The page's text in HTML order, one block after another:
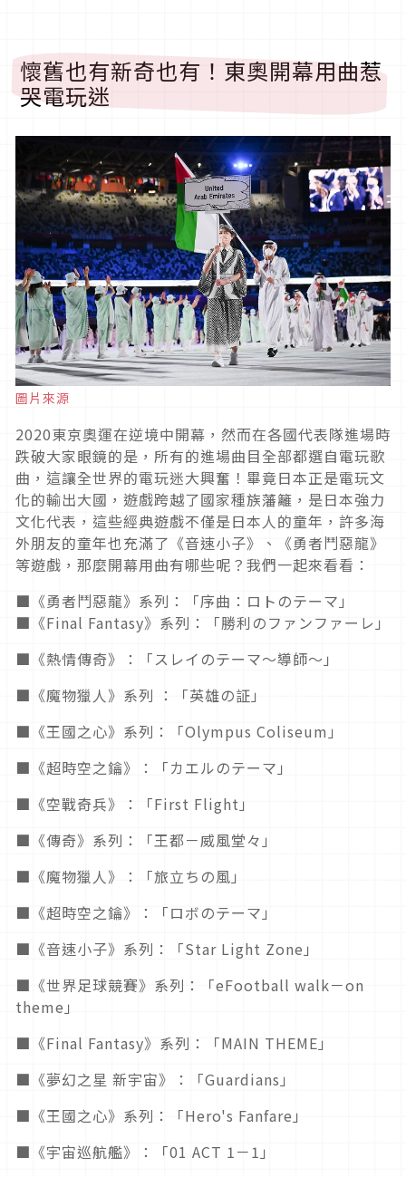
懷舊也有新奇也有！東奧開幕用曲惹
哭電玩迷
圖片來源
2020東京奧運在逆境中開幕，然而在各國代表隊進場時
跌破大家眼鏡的是，所有的進場曲目全部都選自電玩歌
曲，這讓全世界的電玩迷大興奮！畢竟日本正是電玩文
化的輸出大國，遊戲跨越了國家種族藩籬，是日本強力
文化代表，這些經典遊戲不僅是日本人的童年，許多海
外朋友的童年也充滿了《音速小子》、《勇者鬥惡龍》
等遊戲，那麼開幕用曲有哪些呢？我們一起來看看：
■《勇者鬥惡龍》系列：「序曲：ロトのテーマ」
■《Final Fantasy》系列：「勝利のファンファーレ」
■《熱情傳奇》：「スレイのテーマ～導師～」
■《魔物獵人》系列 ：「英雄の証」
■《王國之心》系列：「Olympus Coliseum」
■《超時空之鑰》：「カエルのテーマ」
■《空戰奇兵》：「First Flight」
■《傳奇》系列：「王都－威風堂々」
■《魔物獵人》：「旅立ちの風」
■《超時空之鑰》：「ロボのテーマ」
■《音速小子》系列：「Star Light Zone」
■《世界足球競賽》系列：「eFootball walk－on
theme」
■《Final Fantasy》系列：「MAIN THEME」
■《夢幻之星 新宇宙》：「Guardians」
■《王國之心》系列：「Hero's Fanfare」
■《宇宙巡航艦》：「01 ACT 1－1」